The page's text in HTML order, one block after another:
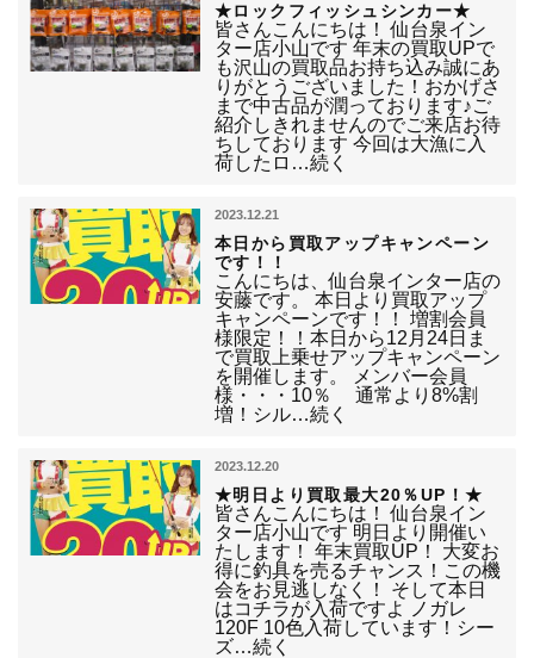
★ロックフィッシュシンカー★
皆さんこんにちは！ 仙台泉イン
ター店小山です 年末の買取UPで
も沢山の買取品お持ち込み誠にあ
りがとうございました！おかげさ
まで中古品が潤っております♪ご
紹介しきれませんのでご来店お待
ちしております 今回は大漁に入
荷したロ…続く
2023.12.21
本日から買取アップキャンペーン
です！！
こんにちは、仙台泉インター店の
安藤です。 本日より買取アップ
キャンペーンです！！ 増割会員
様限定！！本日から12月24日ま
で買取上乗せアップキャンペーン
を開催します。 メンバー会員
様・・・10％ 通常より8%割
増！シル…続く
2023.12.20
★明日より買取最大20％UP！★
皆さんこんにちは！ 仙台泉イン
ター店小山です 明日より開催い
たします！ 年末買取UP！ 大変お
得に釣具を売るチャンス！この機
会をお見逃しなく！ そして本日
はコチラが入荷ですよ ノガレ
120F 10色入荷しています！シー
ズ…続く